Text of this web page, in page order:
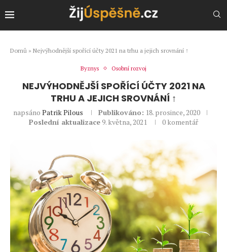
Domů » Nejvýhodnější spořící účty 2021 na trhu a jejich srovnání ↑
Byznys Osobní rozvoj
NEJVÝHODNĚJŠÍ SPOŘÍCÍ ÚČTY 2021 NA
TRHU A JEJICH SROVNÁNÍ ↑
napsáno Patrik Pilous Publikováno: 18. prosince, 2020
Poslední aktualizace 9. května, 2021 0 komentář